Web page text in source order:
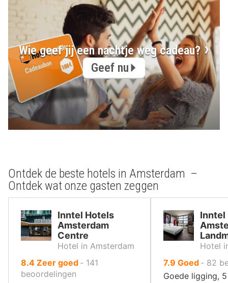
Wie geef jij een nachtje weg cadeau?
Geef nu
Ontdek de beste hotels in Amsterdam –
Ontdek wat onze gasten zeggen
Inntel Hotels
Amsterdam
Centre
Hotel in Amsterdam
8.4uit
10
Zeer goed ‐ 141
beoordelingen
Inntel
Hotel
7.9 uit
10
Goed ‐ 82
Goede ligging,